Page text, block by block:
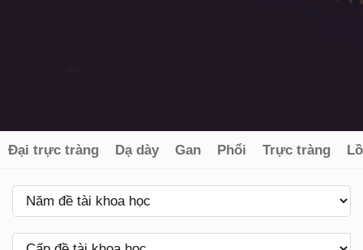
Đại trực tràng Dạ dày Gan Phổi Trực tràng